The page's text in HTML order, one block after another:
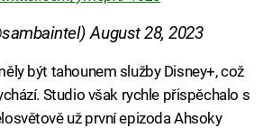
August 28, 2023
být tahounem služby Disney+, což
Studio však rychle přispěchalo s
už první epizoda Ahsoky